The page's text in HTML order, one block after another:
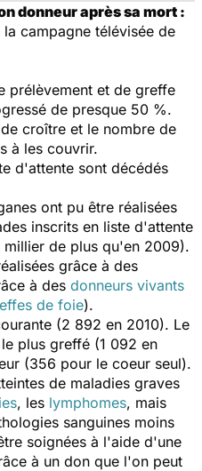
donneur après sa mort :
campagne télévisée de
prélèvement et de greffe
de presque 50 %.
croître et le nombre de
à les couvrir.
d'attente sont décédés
ont pu être réalisées
inscrits en liste d'attente
millier de plus qu'en 2009).
grâce à des
à des donneurs vivants
de foie).
(2 892 en 2010). Le
plus greffé (1 092 en
(356 pour le coeur seul).
de maladies graves
, les lymphomes, mais
sanguines moins
soignées à l'aide d'une
à un don que l'on peut